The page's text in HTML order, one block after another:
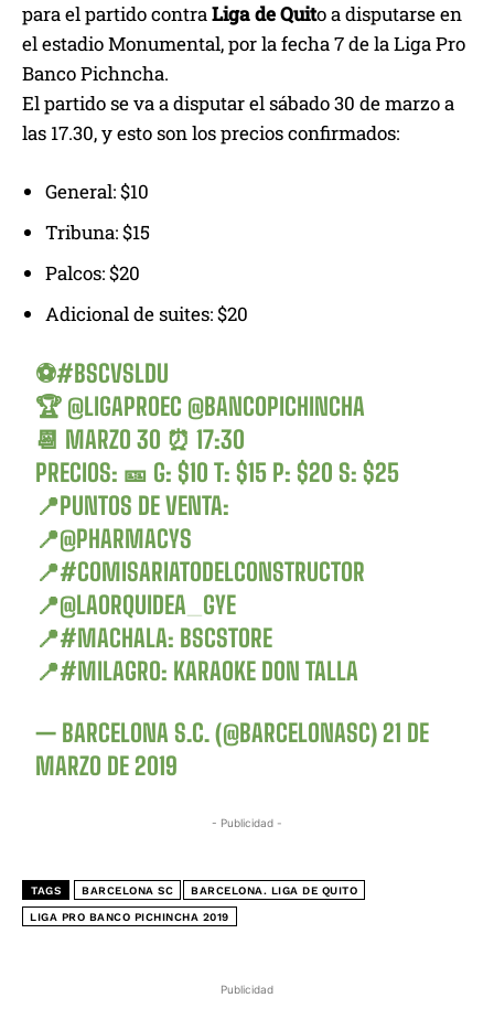
Publicidad
para el partido contraLiga de Quito a disputarse en
el estadio Monumental, por la fecha 7 de la Liga Pro
Banco Pichncha.
El partido se va a disputar el sábado 30 de marzo a
las 17.30, y esto son los precios confirmados:
General: $10
Tribuna: $15
Palcos: $20
Adicional de suites: $20
⚽#BSCVSLDU
🏆 @LIGAPROEC @BANCOPICHINCHA
📆 MARZO 30 ⏰ 17:30
PRECIOS: 🎫 G: $10 T: $15 P: $20 S: $25
📍PUNTOS DE VENTA:
📍@PHARMACYS
📍#COMISARIATODELCONSTRUCTOR
📍@LAORQUIDEA_GYE
📍#MACHALA: BSCSTORE
📍#MILAGRO: KARAOKE DON TALLA
— BARCELONA S.C. (@BARCELONASC)21 DE
MARZO DE 2019
- Publicidad -
TAGS BARCELONA SC BARCELONA. LIGA DE QUITO
LIGA PRO BANCO PICHINCHA 2019